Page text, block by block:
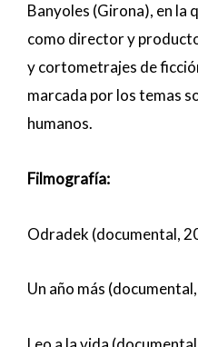
Banyoles (Girona), en la
como director y
y cortometrajes de
marcada por los temas
humanos.
Filmografía:
Odradek (documental,
Un año más